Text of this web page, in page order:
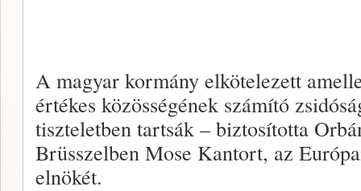
A magyar kormány elkötelezett
értékes közösségének számító
tiszteletben tartsák – biztosította
Brüsszelben Mose Kantort, az
elnökét.